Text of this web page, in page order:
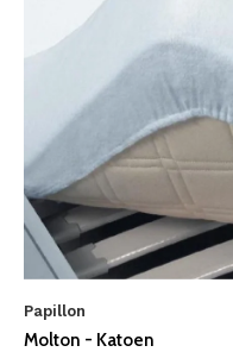
Papillon
Molton - Katoen